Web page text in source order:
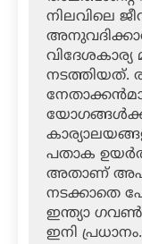
നിലവിലെ
വിദേശകാര്യ
നടത്തിയത്.
പതാക
അതാണ്
നടക്കാതെ
ഇന്ത്യാ
ഇനി പ്രധാനം.